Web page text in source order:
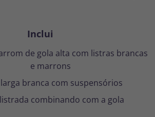
Inclui
de gola alta com listras brancas
e marrons
larga branca com suspensórios
combinando com a gola